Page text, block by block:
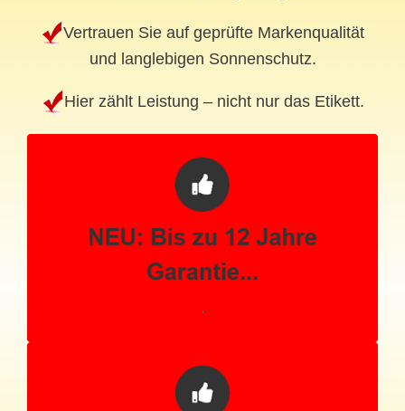
Vertrauen Sie auf geprüfte Markenqualität
und langlebigen Sonnenschutz.
Hier zählt Leistung – nicht nur das Etikett.